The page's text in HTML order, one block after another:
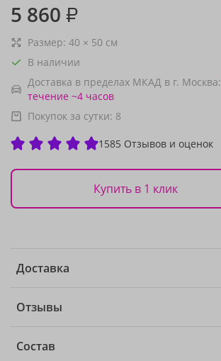
5 860 ₽
Размер: 40 × 50 см
В наличии
Доставка в пределах МКАД в г. Москва:
течение ~4 часов
Покупок за сутки: 8
1585 Отзывов и оценок
Купить в 1 клик
Доставка
Отзывы
Состав